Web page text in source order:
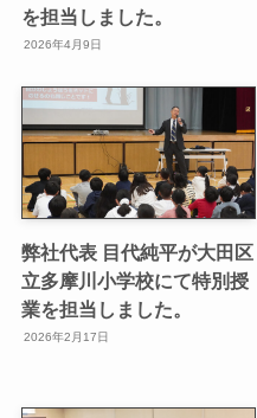
を担当しました。
2026年4月9日
弊社代表 目代純平が大田区
立多摩川小学校にて特別授
業を担当しました。
2026年2月17日